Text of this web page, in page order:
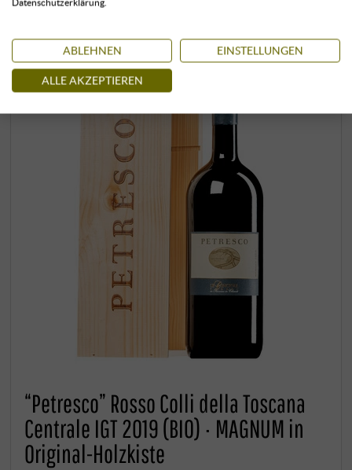
“Petresco” Rosso Colli della Toscana
Centrale IGT 2019 (BIO) · MAGNUM in
Original-Holzkiste
Datenschutzerklärung.
ABLEHNEN EINSTELLUNGEN
ALLE AKZEPTIEREN